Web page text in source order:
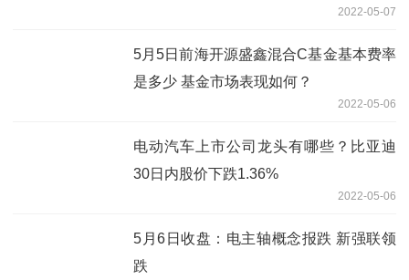
2022-05-07
5月5日前海开源盛鑫混合C基金基本费率
是多少 基金市场表现如何？
2022-05-06
电动汽车上市公司龙头有哪些？比亚迪
30日内股价下跌1.36%
2022-05-06
5月6日收盘：电主轴概念报跌 新强联领
跌